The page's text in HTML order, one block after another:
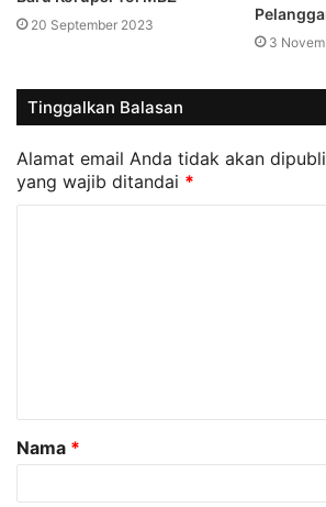
20 September 2023
3
Tinggalkan Balasan
Alamat email Anda tidak akan
yang wajib ditandai *
a
r
Nama *